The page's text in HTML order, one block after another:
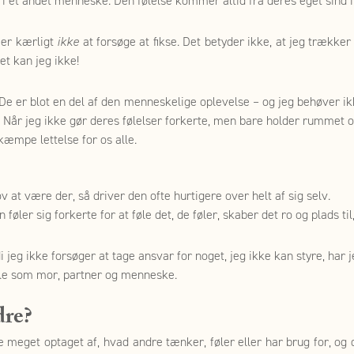
er kærligt ikke at forsøge at fikse. Det betyder ikke, at jeg
kan jeg ikke!
er blot en del af den menneskelige oplevelse – og jeg behøver
jeg ikke gør deres følelser forkerte, men bare holder rummet
lettelse for os alle.
at være der, så driver den ofte hurtigere over helt af sig selv.
sig forkerte for at føle det, de føler, skaber det ro og plads
ikke forsøger at tage ansvar for noget, jeg ikke kan styre, har
som mor, partner og menneske.
optaget af, hvad andre tænker, føler eller har brug for, og